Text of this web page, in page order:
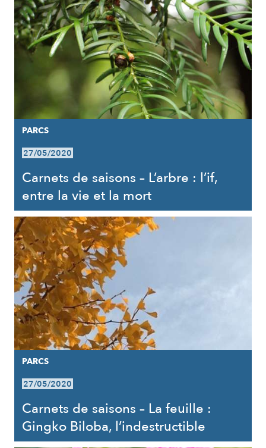
PARCS
27/05/2020
Carnets de saisons – L’arbre : l’if,
entre la vie et la mort
PARCS
27/05/2020
Carnets de saisons – La feuille :
Gingko Biloba, l’indestructible